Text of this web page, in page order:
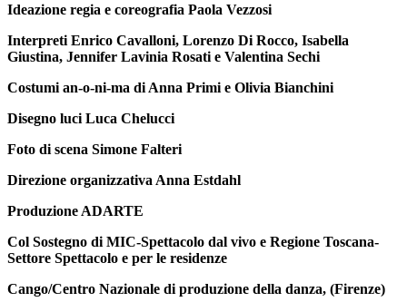
Ideazione regia e coreografia Paola Vezzosi
Interpreti Enrico Cavalloni, Lorenzo Di Rocco, Isabella
Giustina, Jennifer Lavinia Rosati e Valentina Sechi
Costumi an-o-ni-ma di Anna Primi e Olivia Bianchini
Disegno luci Luca Chelucci
Foto di scena Simone Falteri
Direzione organizzativa Anna Estdahl
Produzione ADARTE
Col Sostegno di MIC-Spettacolo dal vivo e Regione Toscana-
Settore Spettacolo e per le residenze
Cango/Centro Nazionale di produzione della danza, (Firenze)